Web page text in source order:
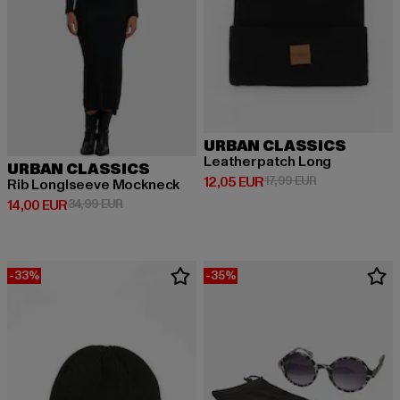
URBAN CLASSICS
Rib Longlseeve Mockneck
14,00 EUR
Prix courant: 14,00 EUR
34,99 EURPrix en promotion: 34,99 EUR
URBAN CLASSICS
Leatherpatch Long
12,05 EUR
Prix courant: 12,05 EUR
17,99 EURPrix en
-33% -35%